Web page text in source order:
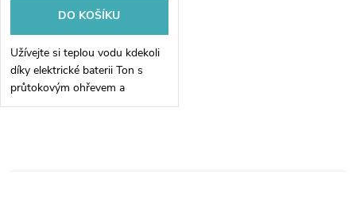
DO KOŠÍKU
Užívejte si teplou vodu kdekoli
díky elektrické baterii Ton s
průtokovým ohřevem a
praktickým flexibilním